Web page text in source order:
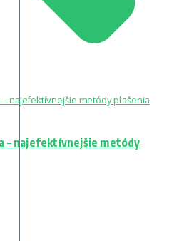
– najefektívnejšie metódy